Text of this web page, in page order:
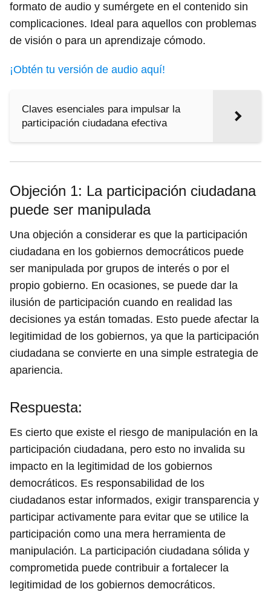
formato de audio y sumérgete en el contenido sin
complicaciones. Ideal para aquellos con problemas
de visión o para un aprendizaje cómodo.
¡Obtén tu versión de audio aquí!
Claves esenciales para impulsar la
participación ciudadana efectiva
Objeción 1: La participación ciudadana
puede ser manipulada
Una objeción a considerar es que la participación
ciudadana en los gobiernos democráticos puede
ser manipulada por grupos de interés o por el
propio gobierno. En ocasiones, se puede dar la
ilusión de participación cuando en realidad las
decisiones ya están tomadas. Esto puede afectar la
legitimidad de los gobiernos, ya que la participación
ciudadana se convierte en una simple estrategia de
apariencia.
Respuesta:
Es cierto que existe el riesgo de manipulación en la
participación ciudadana, pero esto no invalida su
impacto en la legitimidad de los gobiernos
democráticos. Es responsabilidad de los
ciudadanos estar informados, exigir transparencia y
participar activamente para evitar que se utilice la
participación como una mera herramienta de
manipulación. La participación ciudadana sólida y
comprometida puede contribuir a fortalecer la
legitimidad de los gobiernos democráticos.